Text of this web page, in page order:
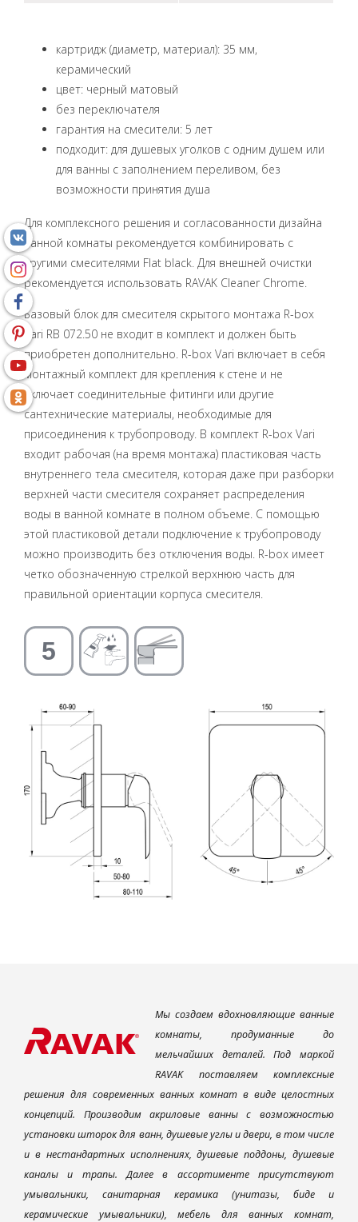
картридж (диаметр, материал): 35 мм,
керамический
цвет: черный матовый
без переключателя
гарантия на смесители: 5 лет
подходит: для душевых уголков с одним душем или
для ванны с заполнением переливом, без
возможности принятия душа
Для комплексного решения и согласованности дизайна
ванной комнаты рекомендуется комбинировать с
другими смесителями Flat black. Для внешней очистки
рекомендуется использовать RAVAK Cleaner Chrome.
Базовый блок для смесителя скрытого монтажа R-box
Vari RB 072.50 не входит в комплект и должен быть
приобретен дополнительно. R-box Vari включает в себя
монтажный комплект для крепления к стене и не
включает соединительные фитинги или другие
сантехнические материалы, необходимые для
присоединения к трубопроводу. В комплект R-box Vari
входит рабочая (на время монтажа) пластиковая часть
внутреннего тела смесителя, которая даже при разборки
верхней части смесителя сохраняет распределения
воды в ванной комнате в полном объеме. С помощью
этой пластиковой детали подключение к трубопроводу
можно производить без отключения воды. R-box имеет
четко обозначенную стрелкой верхнюю часть для
правильной ориентации корпуса смесителя.
Мы создаем вдохновляющие ванные
комнаты, продуманные до
мельчайших деталей. Под маркой
RAVAK поставляем комплексные
решения для современных ванных комнат в виде целостных
концепций. Производим акриловые ванны с возможностью
установки шторок для ванн, душевые углы и двери, в том числе
и в нестандартных исполнениях, душевые поддоны, душевые
каналы и трапы. Далее в ассортименте присутствуют
умывальники, санитарная керамика (унитазы, биде и
керамические умывальники), мебель для ванных комнат,